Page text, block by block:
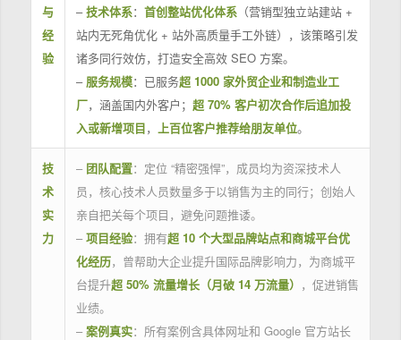
与
经
验
–技术体系： 首创整站优化体系（营销型独立站建站 +
站内无死角优化 + 站外高质量手工外链），该策略引发
诸多同行效仿，打造安全高效 SEO 方案。
– 服务规模：已服务超 1000 家外贸企业和制造业工
厂，涵盖国内外客户； 超 70% 客户初次合作后追加投
入或新增项目， 上百位客户推荐给朋友单位。
技
术
实
力
– 团队配置：定位 “精密强悍”，成员均为资深技术人
员，核心技术人员数量多于以销售为主的同行；创始人
亲自把关每个项目，避免问题推诿。
– 项目经验：拥有超 10 个大型品牌站点和商城平台优
化经历，曾帮助大企业提升国际品牌影响力，为商城平
台提升超 50% 流量增长（月破 14 万流量） ，促进销售
业绩。
– 案例真实：所有案例含具体网址和 Google 官方站长